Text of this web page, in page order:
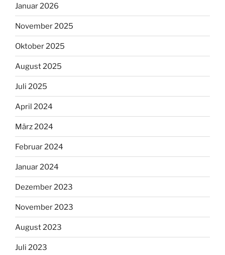
Januar 2026
November 2025
Oktober 2025
August 2025
Juli 2025
April 2024
März 2024
Februar 2024
Januar 2024
Dezember 2023
November 2023
August 2023
Juli 2023